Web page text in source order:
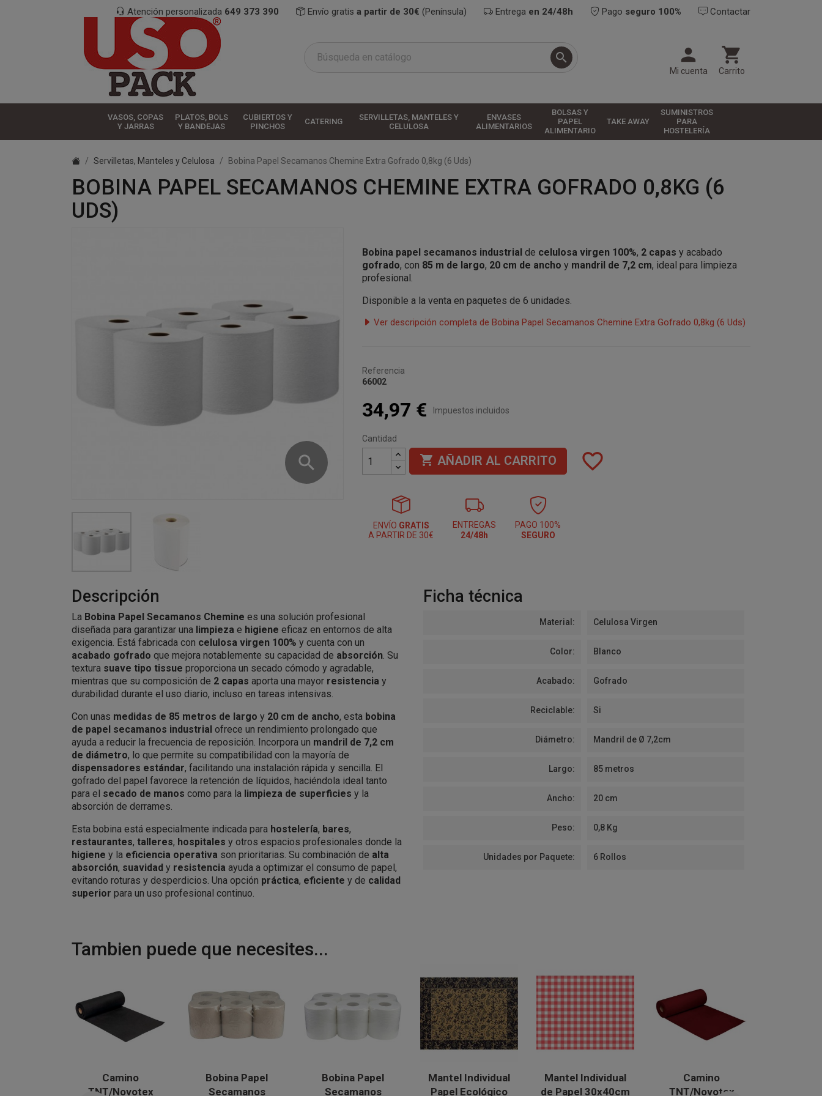
Atención personalizada 649 373 390 Envío gratis a partir de 30€ (Península) Entrega en 24/48h Pago seguro 100% Contactar
 
Mi cuenta

Carrito
VASOS, COPAS
Y JARRAS
PLATOS, BOLS
Y BANDEJAS
CUBIERTOS Y
PINCHOS
CATERING
SERVILLETAS, MANTELES Y
CELULOSA
ENVASES
ALIMENTARIOS
BOLSAS Y
PAPEL
ALIMENTARIO
TAKE AWAY
SUMINISTROS
PARA
HOSTELERÍA
Servilletas, Manteles y Celulosa Bobina Papel Secamanos Chemine Extra Gofrado 0,8kg (6 Uds)
BOBINA PAPEL SECAMANOS CHEMINE EXTRA GOFRADO 0,8KG (6
UDS)
search
Bobina papel secamanos industrial de celulosa virgen 100%, 2 capas y acabado
gofrado, con 85 m de largo, 20 cm de ancho y mandril de 7,2 cm, ideal para limpieza
profesional.
Disponible a la venta en paquetes de 6 unidades.
Ver descripción completa de Bobina Papel Secamanos Chemine Extra Gofrado 0,8kg (6 Uds)
Referencia
66002
34,97 € Impuestos incluidos
Cantidad
 AÑADIR AL CARRITO favorite_border
ENVÍO GRATIS
A PARTIR DE 30€
ENTREGAS
24/48h
PAGO 100%
SEGURO
Descripción
La Bobina Papel Secamanos Chemine es una solución profesional
diseñada para garantizar una limpieza e higiene eficaz en entornos de alta
exigencia. Está fabricada con celulosa virgen 100% y cuenta con un
acabado gofrado que mejora notablemente su capacidad de absorción. Su
textura suave tipo tissue proporciona un secado cómodo y agradable,
mientras que su composición de 2 capas aporta una mayor resistencia y
durabilidad durante el uso diario, incluso en tareas intensivas.
Con unas medidas de 85 metros de largo y 20 cm de ancho, esta bobina
de papel secamanos industrial ofrece un rendimiento prolongado que
ayuda a reducir la frecuencia de reposición. Incorpora un mandril de 7,2 cm
de diámetro, lo que permite su compatibilidad con la mayoría de
dispensadores estándar, facilitando una instalación rápida y sencilla. El
gofrado del papel favorece la retención de líquidos, haciéndola ideal tanto
para el secado de manos como para la limpieza de superficies y la
absorción de derrames.
Esta bobina está especialmente indicada para hostelería, bares,
restaurantes, talleres, hospitales y otros espacios profesionales donde la
higiene y la eficiencia operativa son prioritarias. Su combinación de alta
absorción, suavidad y resistencia ayuda a optimizar el consumo de papel,
evitando roturas y desperdicios. Una opción práctica, eficiente y de calidad
superior para un uso profesional continuo.
Ficha técnica
Material: Celulosa Virgen
Color: Blanco
Acabado: Gofrado
Reciclable: Si
Diámetro: Mandril de Ø 7,2cm
Largo: 85 metros
Ancho: 20 cm
Peso: 0,8 Kg
Unidades por Paquete: 6 Rollos
Tambien puede que necesites...
Camino
TNT/Novotex
Bobina Papel
Secamanos
Bobina Papel
Secamanos
Mantel Individual
Papel Ecológico
Mantel Individual
de Papel 30x40cm
Camino
TNT/Novotex